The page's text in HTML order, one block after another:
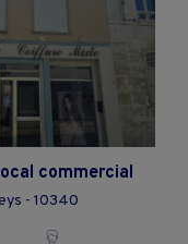
commercial
- 10340